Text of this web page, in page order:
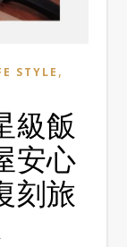
STYLE ,
級飯
安心
刻旅